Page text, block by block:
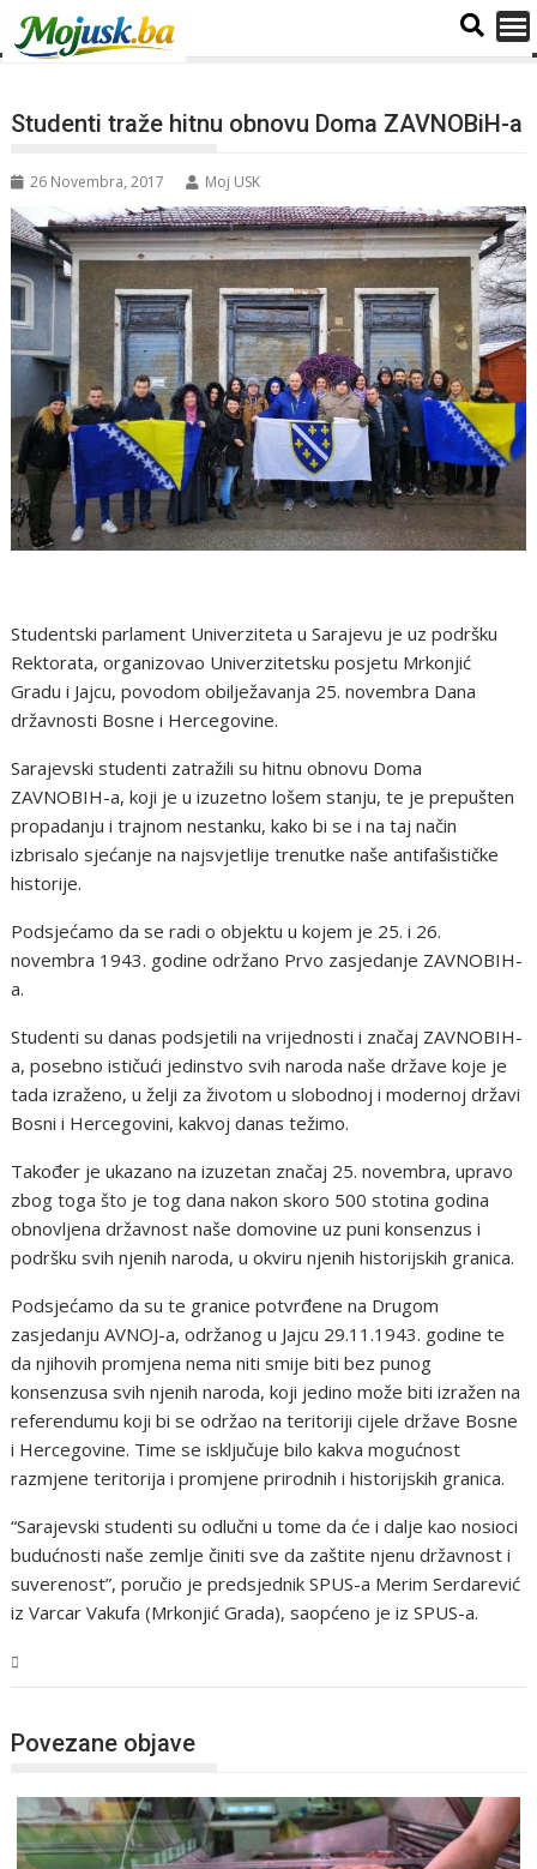
Studenti traže hitnu obnovu Doma ZAVNOBiH-a
26 Novembra, 2017 Moj USK
Studentski parlament Univerziteta u Sarajevu je uz podršku
Rektorata, organizovao Univerzitetsku posjetu Mrkonjić
Gradu i Jajcu, povodom obilježavanja 25. novembra Dana
državnosti Bosne i Hercegovine.
Sarajevski studenti zatražili su hitnu obnovu Doma
ZAVNOBIH-a, koji je u izuzetno lošem stanju, te je prepušten
propadanju i trajnom nestanku, kako bi se i na taj način
izbrisalo sjećanje na najsvjetlije trenutke naše antifašističke
historije.
Podsjećamo da se radi o objektu u kojem je 25. i 26.
novembra 1943. godine održano Prvo zasjedanje ZAVNOBIH-
a.
Studenti su danas podsjetili na vrijednosti i značaj ZAVNOBIH-
a, posebno ističući jedinstvo svih naroda naše države koje je
tada izraženo, u želji za životom u slobodnoj i modernoj državi
Bosni i Hercegovini, kakvoj danas težimo.
Također je ukazano na izuzetan značaj 25. novembra, upravo
zbog toga što je tog dana nakon skoro 500 stotina godina
obnovljena državnost naše domovine uz puni konsenzus i
podršku svih njenih naroda, u okviru njenih historijskih granica.
Podsjećamo da su te granice potvrđene na Drugom
zasjedanju AVNOJ-a, održanog u Jajcu 29.11.1943. godine te
da njihovih promjena nema niti smije biti bez punog
konsenzusa svih njenih naroda, koji jedino može biti izražen na
referendumu koji bi se održao na teritoriji cijele države Bosne
i Hercegovine. Time se isključuje bilo kakva mogućnost
razmjene teritorija i promjene prirodnih i historijskih granica.
“Sarajevski studenti su odlučni u tome da će i dalje kao nosioci
budućnosti naše zemlje činiti sve da zaštite njenu državnost i
suverenost”, poručio je predsjednik SPUS-a Merim Serdarević
iz Varcar Vakufa (Mrkonjić Grada), saopćeno je iz SPUS-a.
Povezane objave